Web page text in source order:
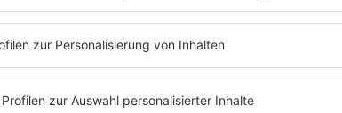
wird, steht noch in den Sternen.